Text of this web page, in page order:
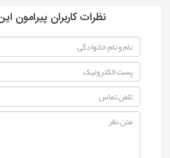
نظرات کاربران پیرامون